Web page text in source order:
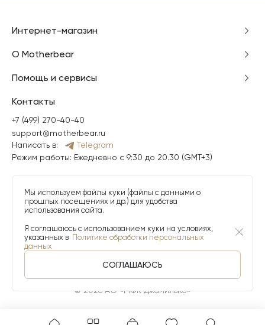
Интернет-магазин
О Motherbear
Помощь и сервисы
Контакты
+7 (499) 270-40-40
support@motherbear.ru
Написать в:
Telegram
Режим работы: Ежедневно с 9:30 до 20.30 (GMT+3)
© 2026 АО «МФК ДжамильКо»
Мы используем файлы куки (файлы с данными о
прошлых посещениях и др.) для удобства
использования сайта.
Я соглашаюсь с использованием куки на условиях,
указанных в Политике обработки персональных
данных
СОГЛАШАЮСЬ